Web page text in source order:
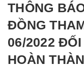
THÔNG
ĐỒNG
06/2022
HOÀN